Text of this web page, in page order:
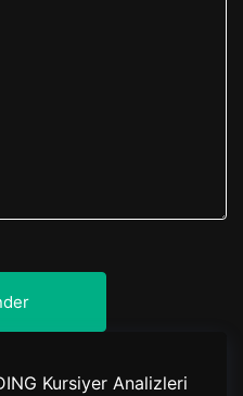
Kursiyer Analizleri